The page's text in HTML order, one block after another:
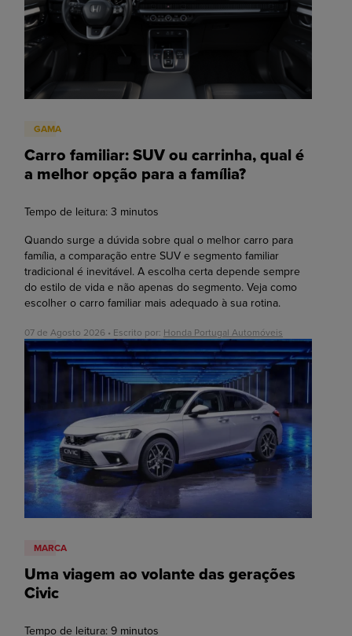
GAMA
Carro familiar: SUV ou carrinha, qual é
a melhor opção para a família?
Tempo de leitura: 3 minutos
Quando surge a dúvida sobre qual o melhor carro para
família, a comparação entre SUV e segmento familiar
tradicional é inevitável. A escolha certa depende sempre
do estilo de vida e não apenas do segmento. Veja como
escolher o carro familiar mais adequado à sua rotina.
07 de Agosto 2026 • Escrito por: Honda Portugal Automóveis
MARCA
Uma viagem ao volante das gerações
Civic
Tempo de leitura: 9 minutos